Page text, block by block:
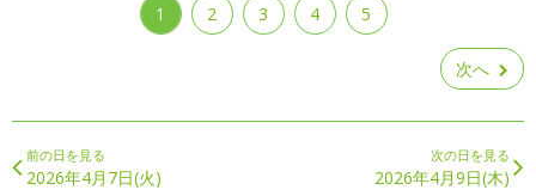
1 2 3 4 5
次へ
前の日を見る
2026年4月7日(火)
次の日を見る
2026年4月9日(木)